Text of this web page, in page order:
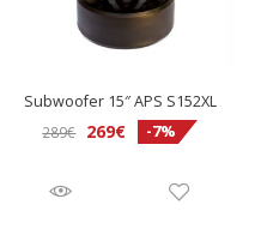
Subwoofer 15″ APS S152XL
289€ El
269€El
actual
-7%